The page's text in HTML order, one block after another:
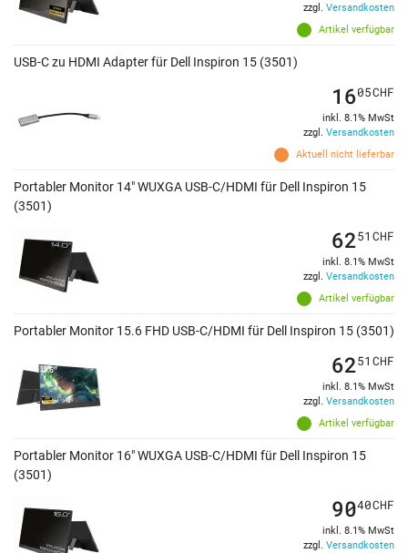
Artikel verfügbar
zzgl. Versandkosten
USB-C zu HDMI Adapter für Dell Inspiron 15 (3501)
Aktuell nicht lieferbar
1605CHF
inkl. 8.1% MwSt
zzgl. Versandkosten
Portabler Monitor 14" WUXGA USB-C/HDMI für Dell Inspiron 15
(3501)
Artikel verfügbar
6251 CHF
inkl. 8.1% MwSt
zzgl. Versandkosten
Portabler Monitor 15.6 FHD USB-C/HDMI für Dell Inspiron 15 (3501)
Artikel verfügbar
6251 CHF
inkl. 8.1% MwSt
zzgl. Versandkosten
Portabler Monitor 16" WUXGA USB-C/HDMI für Dell Inspiron 15
(3501)
9040CHF
inkl. 8.1% MwSt
zzgl. Versandkosten